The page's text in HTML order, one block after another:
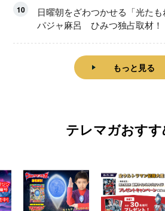
10
日曜朝をざわつかせる「光た
パジャ麻呂 ひみつ独占取材！
もっと見る
テレマガおす